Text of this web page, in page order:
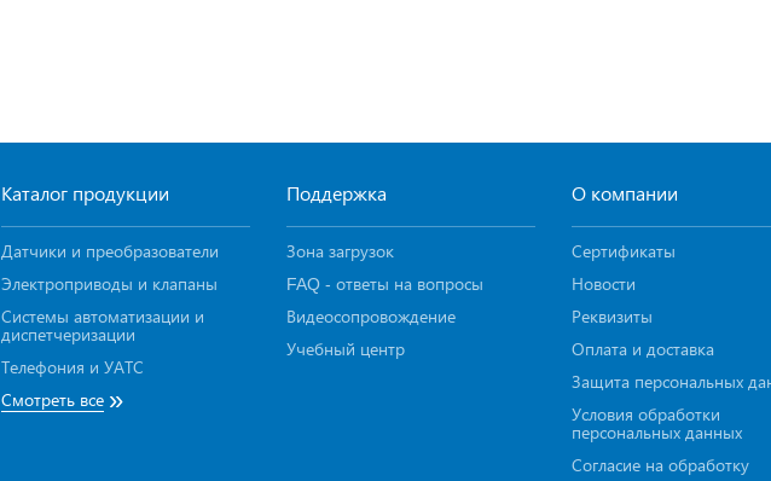
Каталог продукции
Датчики и преобразователи
Электроприводы и клапаны
Системы автоматизации и
диспетчеризации
Телефония и УАТС
Смотреть все »
Поддержка
Зона загрузок
FAQ - ответы на вопросы
Видеосопровождение
Учебный центр
О компании
Сертификаты
Новости
Реквизиты
Оплата и доставка
Защита персональных
Условия обработки
персональных данных
Согласие на обработку